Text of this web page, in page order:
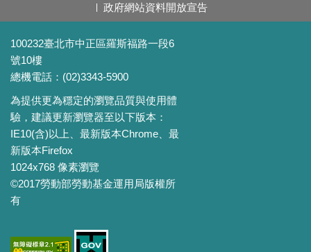
政府網站資料開放宣告
100232臺北市中正區羅斯福路一段6
號10樓
總機電話：(02)3343-5900
為提供更為穩定的瀏覽品質與使用體
驗，建議更新瀏覽器至以下版本：
IE10(含)以上、最新版本Chrome、最
新版本Firefox
1024x768 像素瀏覽
©2017勞動部勞動基金運用局版權所
有